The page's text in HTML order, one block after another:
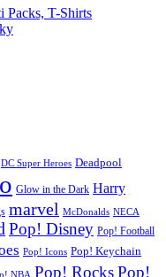
Packs, T-Shirts
DC Super Heroes Deadpool
Glow in the Dark Harry
marvel McDonalds NECA
Pop! Disney Pop! Football
Pop! Icons Pop! Keychain
NBA Pop! RocksPop!